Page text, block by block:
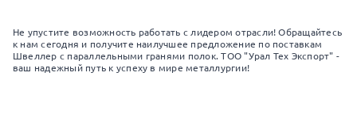
Не упустите возможность работать с лидером отрасли! Обращайтесь
к нам сегодня и получите наилучшее предложение по поставкам
Швеллер с параллельными гранями полок. ТОО "Урал Тех Экспорт" -
ваш надежный путь к успеху в мире металлургии!